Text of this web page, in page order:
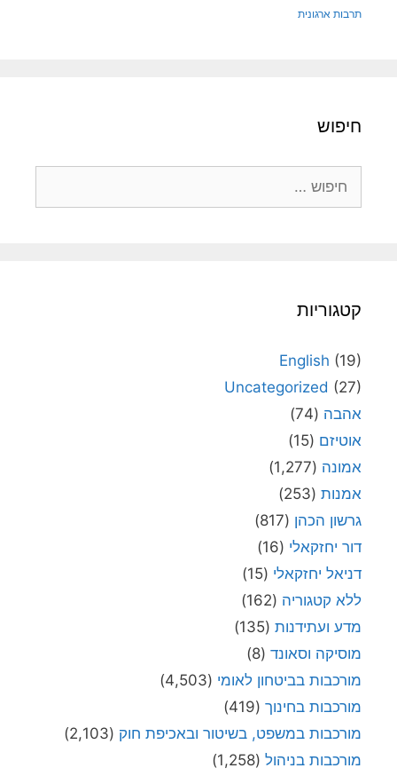
תרבות ארגונית
חיפוש
קטגוריות
English (19)
Uncategorized (27)
אהבה (74)
אוטיזם (15)
אמונה (1,277)
אמנות (253)
גרשון הכהן (817)
דור יחזקאלי (16)
דניאל יחזקאלי (15)
ללא קטגוריה (162)
מדע ועתידנות (135)
מוסיקה וסאונד (8)
מורכבות בביטחון לאומי (4,503)
מורכבות בחינוך (419)
מורכבות במשפט, בשיטור ובאכיפת חוק (2,103)
מורכבות בניהול (1,258)